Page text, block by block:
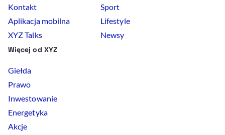
Kontakt
Aplikacja mobilna
XYZ Talks
Sport
Lifestyle
Newsy
Więcej od XYZ
Giełda
Prawo
Inwestowanie
Energetyka
Akcje